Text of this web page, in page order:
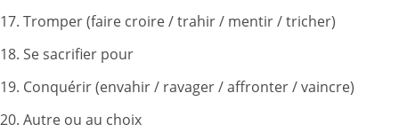
Tromper (faire croire / trahir / mentir / tricher)
Se sacrifier pour
Conquérir (envahir / ravager / affronter / vaincre)
Autre ou au choix